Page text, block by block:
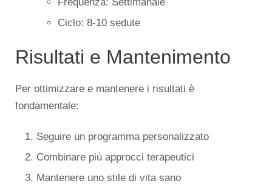
Ciclo: 8-10 sedute
Risultati e Mantenimento
Per ottimizzare e mantenere i risultati è
fondamentale:
Seguire un programma personalizzato
Combinare più approcci terapeutici
Mantenere uno stile di vita sano